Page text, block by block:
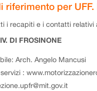
riferimento per UFF.
i recapiti e i contatti relativi
DI FROSINONE
Arch. Angelo Mancusi
: